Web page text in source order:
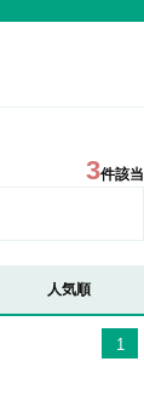
3件該当
人気順
1